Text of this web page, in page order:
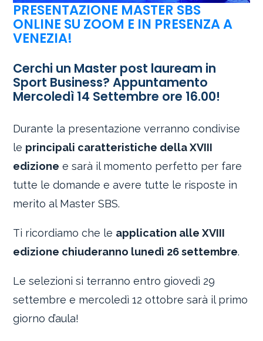
PRESENTAZIONE MASTER SBS
ONLINE SU ZOOM E IN PRESENZA A
VENEZIA!
Cerchi un Master post lauream in
Sport Business? Appuntamento
Mercoledì 14 Settembre ore 16.00!
Durante la presentazione verranno condivise
le principali caratteristiche della XVIII
edizione e sarà il momento perfetto per fare
tutte le domande e avere tutte le risposte in
merito al Master SBS.
Ti ricordiamo che le application alle XVIII
edizione chiuderanno lunedì 26 settembre.
Le selezioni si terranno entro giovedì 29
settembre e mercoledì 12 ottobre sarà il primo
giorno d’aula!